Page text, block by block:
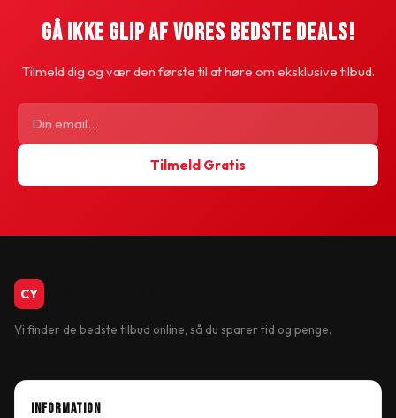
Gå Ikke Glip Af Vores Bedste Deals!
Tilmeld dig og vær den første til at høre om eksklusive tilbud.
Tilmeld Gratis
CY
Vi finder de bedste tilbud online, så du sparer tid og penge.
INFORMATION